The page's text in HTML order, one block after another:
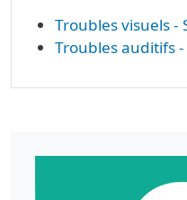
Troubles visuels
Troubles auditifs